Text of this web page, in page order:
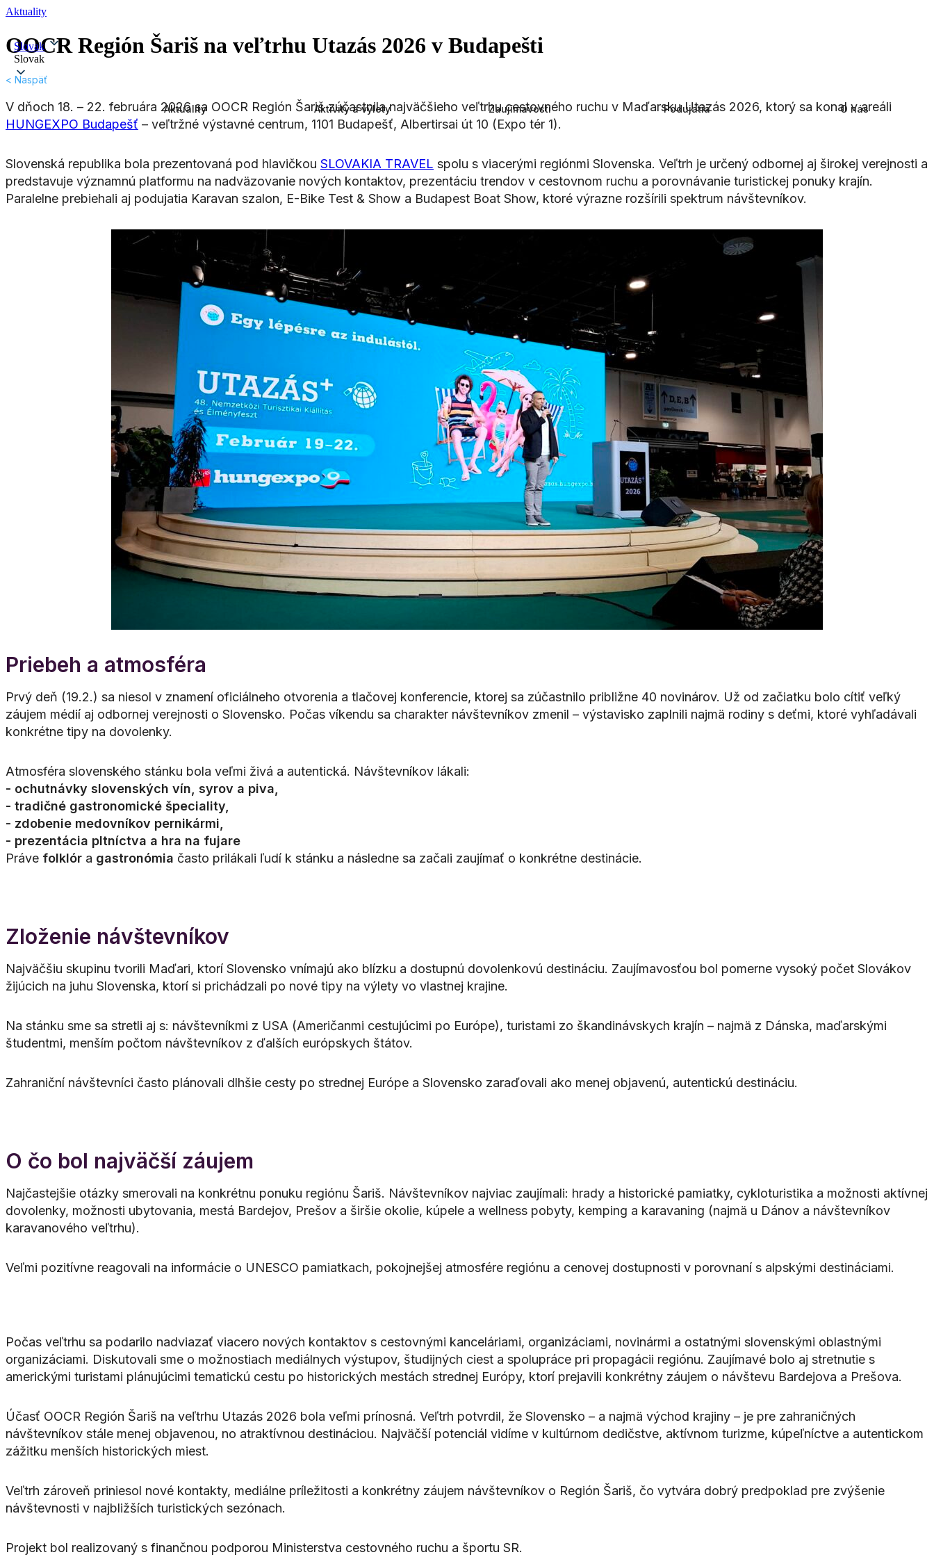
Slovak
Slovak
Aktuality Aktivity a výlety Zaujímavosti Podujatia O nás
Aktuality
OOCR Región Šariš na veľtrhu Utazás 2026 v Budapešti
< Naspäť
V dňoch 18. – 22. februára 2026 sa OOCR Región Šariš zúčastnila najväčšieho veľtrhu cestovného ruchu v Maďarsku Utazás 2026, ktorý sa konal v areáli
HUNGEXPO Budapešť – veľtržné výstavné centrum, 1101 Budapešť, Albertirsai út 10 (Expo tér 1).
Slovenská republika bola prezentovaná pod hlavičkou SLOVAKIA TRAVEL spolu s viacerými regiónmi Slovenska. Veľtrh je určený odbornej aj širokej verejnosti a
predstavuje významnú platformu na nadväzovanie nových kontaktov, prezentáciu trendov v cestovnom ruchu a porovnávanie turistickej ponuky krajín.
Paralelne prebiehali aj podujatia Karavan szalon, E-Bike Test & Show a Budapest Boat Show, ktoré výrazne rozšírili spektrum návštevníkov.
Priebeh a atmosféra
Prvý deň (19.2.) sa niesol v znamení oficiálneho otvorenia a tlačovej konferencie, ktorej sa zúčastnilo približne 40 novinárov. Už od začiatku bolo cítiť veľký
záujem médií aj odbornej verejnosti o Slovensko. Počas víkendu sa charakter návštevníkov zmenil – výstavisko zaplnili najmä rodiny s deťmi, ktoré vyhľadávali
konkrétne tipy na dovolenky.
Atmosféra slovenského stánku bola veľmi živá a autentická. Návštevníkov lákali:
- ochutnávky slovenských vín, syrov a piva,
- tradičné gastronomické špeciality,
- zdobenie medovníkov pernikármi,
- prezentácia pltníctva a hra na fujare
Práve folklór a gastronómia často prilákali ľudí k stánku a následne sa začali zaujímať o konkrétne destinácie.
Zloženie návštevníkov
Najväčšiu skupinu tvorili Maďari, ktorí Slovensko vnímajú ako blízku a dostupnú dovolenkovú destináciu. Zaujímavosťou bol pomerne vysoký počet Slovákov
žijúcich na juhu Slovenska, ktorí si prichádzali po nové tipy na výlety vo vlastnej krajine.
Na stánku sme sa stretli aj s: návštevníkmi z USA (Američanmi cestujúcimi po Európe), turistami zo škandinávskych krajín – najmä z Dánska, maďarskými
študentmi, menším počtom návštevníkov z ďalších európskych štátov.
Zahraniční návštevníci často plánovali dlhšie cesty po strednej Európe a Slovensko zaraďovali ako menej objavenú, autentickú destináciu.
O čo bol najväčší záujem
Najčastejšie otázky smerovali na konkrétnu ponuku regiónu Šariš. Návštevníkov najviac zaujímali: hrady a historické pamiatky, cykloturistika a možnosti aktívnej
dovolenky, možnosti ubytovania, mestá Bardejov, Prešov a širšie okolie, kúpele a wellness pobyty, kemping a karavaning (najmä u Dánov a návštevníkov
karavanového veľtrhu).
Veľmi pozitívne reagovali na informácie o UNESCO pamiatkach, pokojnejšej atmosfére regiónu a cenovej dostupnosti v porovnaní s alpskými destináciami.
Počas veľtrhu sa podarilo nadviazať viacero nových kontaktov s cestovnými kanceláriami, organizáciami, novinármi a ostatnými slovenskými oblastnými
organizáciami. Diskutovali sme o možnostiach mediálnych výstupov, študijných ciest a spolupráce pri propagácii regiónu. Zaujímavé bolo aj stretnutie s
americkými turistami plánujúcimi tematickú cestu po historických mestách strednej Európy, ktorí prejavili konkrétny záujem o návštevu Bardejova a Prešova.
Účasť OOCR Región Šariš na veľtrhu Utazás 2026 bola veľmi prínosná. Veľtrh potvrdil, že Slovensko – a najmä východ krajiny – je pre zahraničných
návštevníkov stále menej objavenou, no atraktívnou destináciou. Najväčší potenciál vidíme v kultúrnom dedičstve, aktívnom turizme, kúpeľníctve a autentickom
zážitku menších historických miest.
Veľtrh zároveň priniesol nové kontakty, mediálne príležitosti a konkrétny záujem návštevníkov o Región Šariš, čo vytvára dobrý predpoklad pre zvýšenie
návštevnosti v najbližších turistických sezónach.
Projekt bol realizovaný s finančnou podporou Ministerstva cestovného ruchu a športu SR.